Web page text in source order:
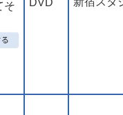
そ
DVD